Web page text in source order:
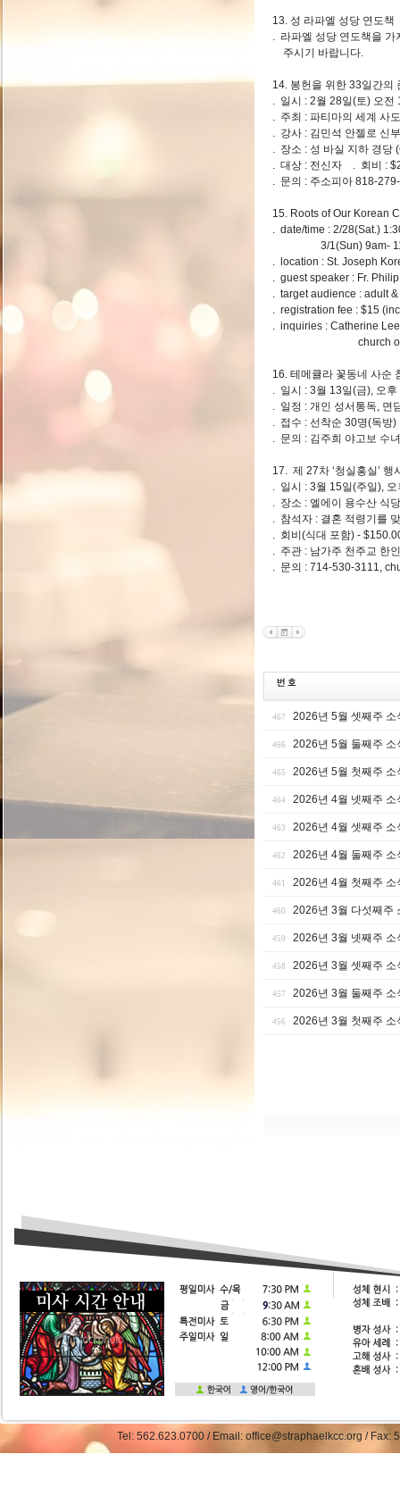
13. 성 라파엘 성당 연도책
. 라파엘 성당 연도책을 가
주시기 바랍니다.
14. 봉헌을 위한 33일간의
. 일시 : 2월 28일(토) 오전
. 주최 : 파티마의 세계 사
. 강사 : 김민석 안젤로 신
. 장소 : 성 바실 지하 경당
. 대상 : 전신자 . 회비 :
. 문의 : 주소피아 818-
15. Roots of Our Korean
. date/time : 2/28(Sat.)
3/1(Sun) 9am-
. location : St. Joseph
. guest speaker : Fr.
. target audience : adult
. registration fee : $15
. inquiries : Catherine
church office
16. 테메큘라 꽃동네 사순
. 일시 : 3월 13일(금), 오
. 일정 : 개인 성서통독,
. 접수 : 선착순 30명(독
. 문의 : 김주희 야고보 수
17. 제 27차 ‘청실홍실’ 행
. 일시 : 3월 15일(주일),
. 장소 : 엘에이 용수산 식
. 참석자 : 결혼 적령기를
. 회비(식대 포함) -
. 주관 : 남가주 천주교 한
. 문의 : 714-530-3111,
467 2026년 5월 셋째주 소
466 2026년 5월 둘째주 소
465 2026년 5월 첫째주 소
464 2026년 4월 넷째주 소
463 2026년 4월 셋째주 소
462 2026년 4월 둘째주 소
461 2026년 4월 첫째주 소
460 2026년 3월 다섯째주
459 2026년 3월 넷째주 소
458 2026년 3월 셋째주 소
457 2026년 3월 둘째주 소
456 2026년 3월 첫째주 소
Tel: 562.623.0700 / Email: office@straphaelkcc.org /